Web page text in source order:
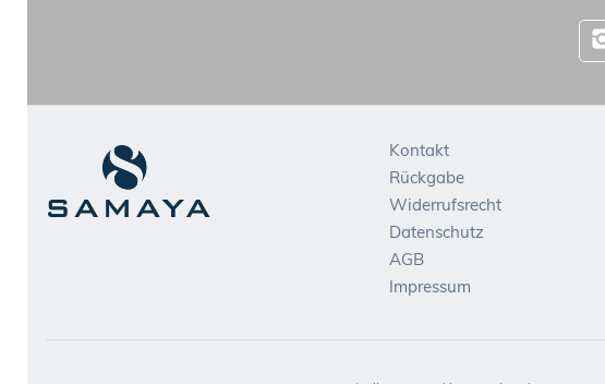
Kontakt
Rückgabe
Widerrufsrecht
Datenschutz
AGB
Impressum